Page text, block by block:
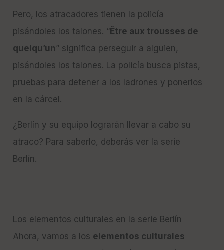
Pero, los atracadores tienen la policía
pisándoles los talones. “ Être aux trousses de
quelqu’un ” significa perseguir a alguien,
pisándoles los talones. La policía busca pistas,
pruebas para detener a los ladrones y ponerlos
en la cárcel.
¿Berlín y su equipo lograrán llevar a cabo su
atraco? Para saberlo, deberás ver la serie
Berlín.
Los elementos culturales en la serie Berlín
Ahora, vamos a los elementos culturales